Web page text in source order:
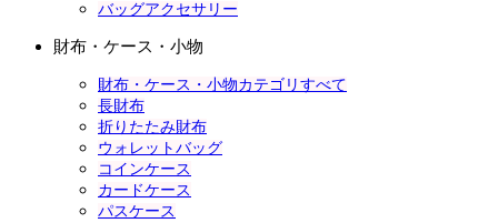
バッグアクセサリー
財布・ケース・小物
財布・ケース・小物カテゴリすべて
長財布
折りたたみ財布
ウォレットバッグ
コインケース
カードケース
パスケース